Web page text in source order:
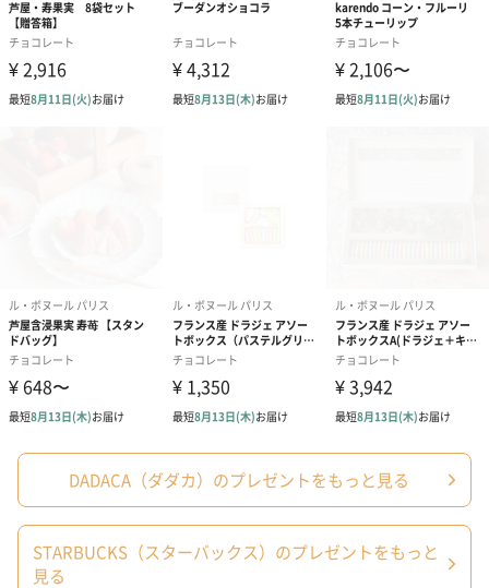
チョコレート
【アレルゲン情報】
＜CAT＞乳成分・大豆・オレンジ・バナナ
＜WHITE・BLACK＞乳成分・アーモンド・オレンジ・
大豆・バナナ
＜FLOWER＞乳成分・オレンジ・大豆
本品製造工場では小麦、乳、卵、落花生、くるみを含
・クール便の発送不可地域（小笠原諸島・伊豆諸島）
へのお届けはできかねます。ご注文いただいた際には
キャンセルにて対応させていただきます。
・クール便の保管期限は初回お届け日から3日間程度で
ございます。お早めにお受け取りくださいますようお
願いいたします。
・長期不在/住所不明等により保管期限内にお受け取り
ません。何卒ご理解の程お願い申し上げます。
・同一カートにて本商品と他TANP発送商品をご注文い
ただいた場合は、原則同梱の上クール便（冷蔵）にて
発送させていただきます。
※商品によっては箱を分け、クール便と通常便でそ
れぞれ分けて発送する場合がございます。
DADACA（ダダカ）のプレゼントをもっと見る
STARBUCKS（スターバックス）のプレゼントをもっと
見る